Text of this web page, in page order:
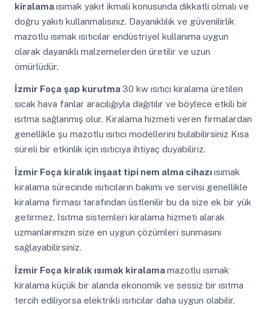
kiralamaısımak yakıt ikmali konusunda dikkatli olmalı ve
doğru yakıtı kullanmalısınız. Dayanıklılık ve güvenilirlik
mazotlu ısımak ısıtıcılar endüstriyel kullanıma uygun
olarak dayanıklı malzemelerden üretilir ve uzun
ömürlüdür.
İzmir Foça şap kurutma30 kw ısıtıcı kiralama üretilen
sıcak hava fanlar aracılığıyla dağıtılır ve böylece etkili bir
ısıtma sağlanmış olur. Kiralama hizmeti veren firmalardan
genellikle şu mazotlu ısıtıcı modellerini bulabilirsiniz Kısa
süreli bir etkinlik için ısıtıcıya ihtiyaç duyabiliriz.
İzmir Foça kiralık inşaat tipi nem alma cihazıısımak
kiralama sürecinde ısıtıcıların bakımı ve servisi genellikle
kiralama firması tarafından üstlenilir bu da size ek bir yük
getirmez. Isıtma sistemleri kiralama hizmeti alarak
uzmanlarımızın size en uygun çözümleri sunmasını
sağlayabilirsiniz.
İzmir Foça kiralık ısımak kiralamamazotlu ısımak
kiralama küçük bir alanda ekonomik ve sessiz bir ısıtma
tercih ediliyorsa elektrikli ısıtıcılar daha uygun olabilir.